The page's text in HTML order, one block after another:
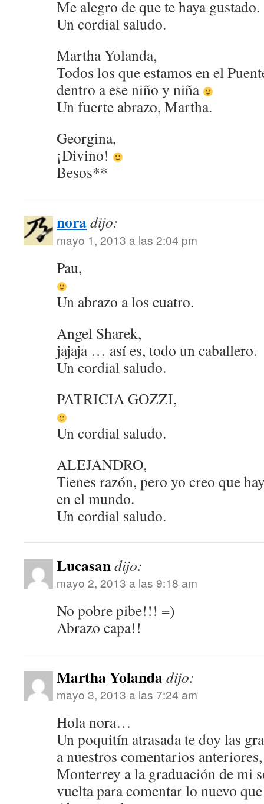
Me alegro de que te haya gustado.
Un cordial saludo.
Martha Yolanda,
Todos los que estamos en el
dentro a ese niño y niña
Un fuerte abrazo, Martha.
Georgina,
¡Divino!
Besos**
noradijo:
mayo 1, 2013 a las 2:04 pm
Pau,
Un abrazo a los cuatro.
Angel Sharek,
jajaja … así es, todo un caballero.
Un cordial saludo.
PATRICIA GOZZI,
Un cordial saludo.
ALEJANDRO,
Tienes razón, pero yo creo que
en el mundo.
Un cordial saludo.
Lucasandijo:
mayo 2, 2013 a las 9:18 am
No pobre pibe!!! =)
Abrazo capa!!
Martha Yolandadijo:
mayo 3, 2013 a las 7:24 am
Hola nora…
Un poquitín atrasada te doy las
a nuestros comentarios
Monterrey a la graduación de mi
vuelta para comentar lo nuevo